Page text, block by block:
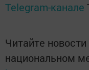
Telegram-канале
Читайте
национальном